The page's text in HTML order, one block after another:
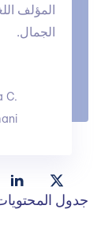
المؤلف
الجمال.
C.
جدول